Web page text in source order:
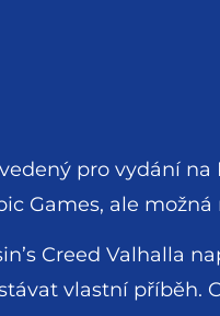
pro vydání
Games, ale
Creed Valhalla
vlastní příběh.